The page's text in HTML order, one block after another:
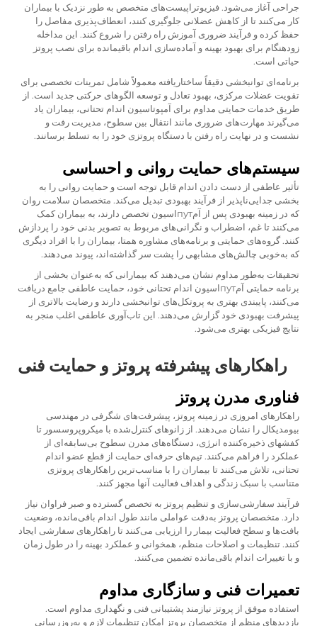
جراحی آغاز می‌شود. فیزیوتراپیست‌های متخصص به طور نزدیک با بیماران
کار می‌کنند تا از کاهش عضلانی جلوگیری کنند، انعطاف‌پذیری مفاصل را
حفظ کرده و فرآیند ضروری آموزش راه رفتن را شروع کنند. این مداخله
زودهنگام برای بهبود بهینه و آماده‌سازی اندام باقیمانده برای نصب پروتز
حیاتی است.
برنامه‌ای توانبخشی دقیقاً ساختاریافته معمولاً شامل تمرینات تخصصی برای
تقویت عضلات مرکزی، بهبود تعادل و توسعه الگوهای حرکتی جدید است. از
طریق خدمات حمایتی مداوم برای آمپوتاسیون اندام تحتانی، بیماران یاد
می‌گیرند مهارت‌های ضروری مانند انتقال بین سطوح، مدیریت رفت و
نشست و در نهایت راه رفتن با دستگاه پروتزی خود را به تسلط برسانند.
سیستم‌های حمایت روانی و احساسی
تأثیر عاطفی از دست دادن اندام قابل توجه است و حمایت روانی را به
بخشی جدایی‌ناپذیر از فرآیند بهبودی تبدیل می‌کند. متخصصان سلامت روان
که در زمینه بهبودی پس از آمпутاسیون تخصص دارند، به بیماران کمک
می‌کنند تا غم، اضطراب و نگرانی‌های مربوط به تصویر بدنی خود را پردازش
کنند. گروه‌های حمایتی و برنامه‌های مشاوره همتا، بیماران را با افراد دیگری
که به‌خوبی چالش‌های مشابهی را پشت سر گذاشته‌اند، پیوند می‌دهند.
تحقیقات به‌طور مداوم نشان می‌دهند که بیمارانی که به‌عنوان بخشی از
برنامه حمایتی آمпутاسیون اندام تحتانی خود، حمایت عاطفی جامع دریافت
می‌کنند، پایبندی بهتری به پروتکل‌های توانبخشی دارند و رضایت بالاتری از
پیشرفت بهبودی خود گزارش می‌دهند. این تاب‌آوری عاطفی اغلب منجر به
نتایج فیزیکی بهتری می‌شود.
راهکارهای پیشرفته پروتز و حمایت فنی
فناوری مدرن پروتز
راهکارهای امروزی در زمینه پروتز، پیشرفت‌های شگرفی در مهندسی
بیومدیکال را نشان می‌دهند. از زانوهای کنترل‌شده با میکروپروسسور تا
کفشهای ذخیره‌کننده انرژی، دستگاه‌های مدرن سطوح بی‌سابقه‌ای از
عملکرد را فراهم می‌کنند. تیم‌های حرفه‌ای حمایت از قطع عضو اندام
تحتانی، تلاش می‌کنند تا بیماران را با مناسب‌ترین راهکارهای پروتزی
متناسب با سبک زندگی و اهداف فعالیت آنها مجهز کنند.
فرآیند سفارشی‌سازی و تنظیم پروتز به تخصص گسترده و صبر فراوان نیاز
دارد. متخصصان پروتز به‌دقت عواملی مانند طول اندام باقی‌مانده، وضعیت
بافت‌ها و سطح فعالیت بیمار را ارزیابی می‌کنند تا راهکارهای سفارشی ایجاد
کنند. تنظیمات و اصلاحات منظم، همخوانی و عملکرد بهینه را در طول زمان
و با تغییرات اندام باقی‌مانده تضمین می‌کنند.
تعمیرات فنی و سازگاری مداوم
استفاده موفق از پروتز نیازمند پشتیبانی فنی و نگهداری مداوم است.
بازدیدهای منظم از متخصصان پروتز امکان تنظیمات لازم و به‌روزرسانی